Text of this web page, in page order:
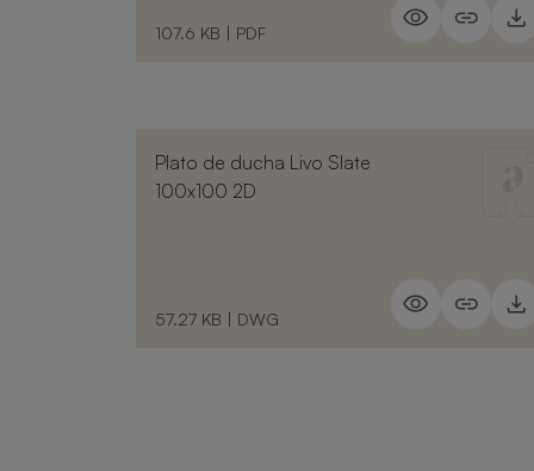
107.6 KB | PDF
Plato de ducha Livo Slate
100x100 2D
57.27 KB | DWG